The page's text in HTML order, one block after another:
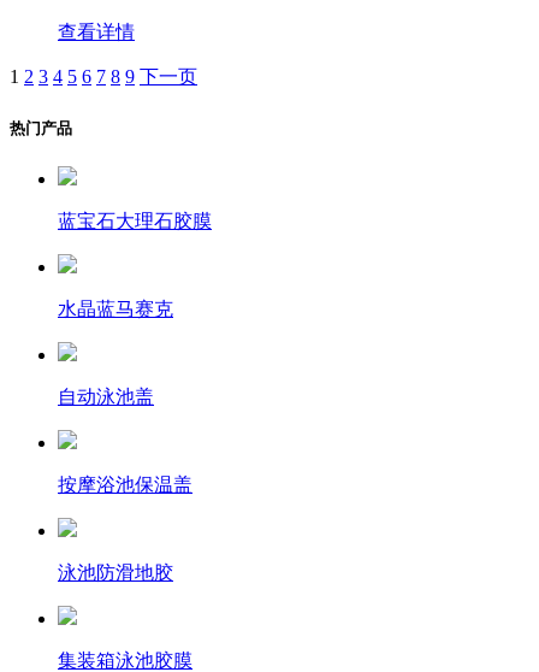
查看详情
1 2 3 4 5 6 7 8 9 下一页
热门产品
蓝宝石大理石胶膜
水晶蓝马赛克
自动泳池盖
按摩浴池保温盖
泳池防滑地胶
集装箱泳池胶膜